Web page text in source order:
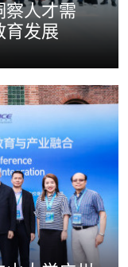
察人才需
育发展